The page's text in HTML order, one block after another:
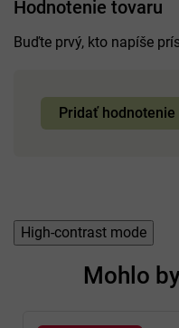
Hodnotenie tovaru
Buďte prvý, kto napíše
Pridať hodnotenie
High-contrast mode
Mohlo